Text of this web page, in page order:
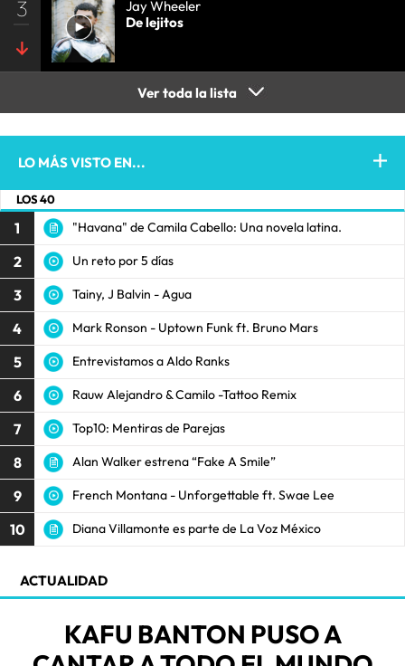
3
Jay Wheeler
De lejitos
Ver toda la lista
LO MÁS VISTO EN...
LOS 40
1 "Havana" de Camila Cabello: Una novela latina.
2 Un reto por 5 días
3 Tainy, J Balvin - Agua
4 Mark Ronson - Uptown Funk ft. Bruno Mars
5 Entrevistamos a Aldo Ranks
6 Rauw Alejandro & Camilo -Tattoo Remix
7 Top10: Mentiras de Parejas
8 Alan Walker estrena “Fake A Smile”
9 French Montana - Unforgettable ft. Swae Lee
10 Diana Villamonte es parte de La Voz México
ACTUALIDAD
KAFU BANTON PUSO A